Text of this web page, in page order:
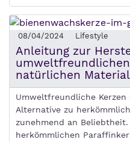
08/04/2024 Lifestyle
Anleitung zur
natürlichen
Umweltfreundliche
Alternative zu
zunehmend an Beliebtheit.
herkömmlichen